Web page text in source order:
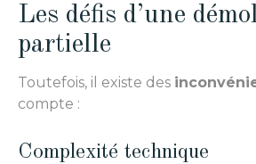
Les défis d’une
partielle
Toutefois, il existe des
compte :
Complexité technique